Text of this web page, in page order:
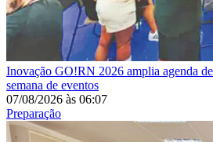
Inovação GO!RN 2026 amplia agenda
semana de eventos
07/08/2026 às 06:07
Preparação